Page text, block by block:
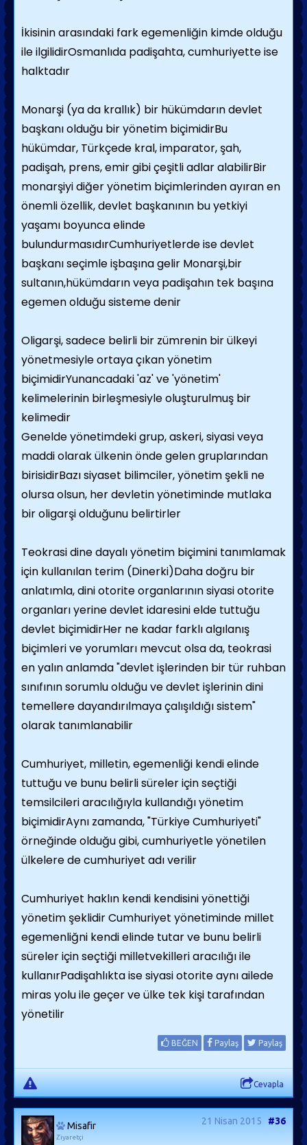
İkisinin arasındaki fark egemenliğin kimde olduğu
ile ilgilidirOsmanlıda padişahta, cumhuriyette ise
halktadır
Monarşi (ya da krallık) bir hükümdarın devlet
başkanı olduğu bir yönetim biçimidirBu
hükümdar, Türkçede kral, imparator, şah,
padişah, prens, emir gibi çeşitli adlar alabilirBir
monarşiyi diğer yönetim biçimlerinden ayıran en
önemli özellik, devlet başkanının bu yetkiyi
yaşamı boyunca elinde
bulundurmasıdırCumhuriyetlerde ise devlet
başkanı seçimle işbaşına gelir Monarşi,bir
sultanın,hükümdarın veya padişahın tek başına
egemen olduğu sisteme denir
Oligarşi, sadece belirli bir zümrenin bir ülkeyi
yönetmesiyle ortaya çıkan yönetim
biçimidirYunancadaki 'az' ve 'yönetim'
kelimelerinin birleşmesiyle oluşturulmuş bir
kelimedir
Genelde yönetimdeki grup, askeri, siyasi veya
maddi olarak ülkenin önde gelen gruplarından
birisidirBazı siyaset bilimciler, yönetim şekli ne
olursa olsun, her devletin yönetiminde mutlaka
bir oligarşi olduğunu belirtirler
Teokrasi dine dayalı yönetim biçimini tanımlamak
için kullanılan terim (Dinerki)Daha doğru bir
anlatımla, dini otorite organlarının siyasi otorite
organları yerine devlet idaresini elde tuttuğu
devlet biçimidirHer ne kadar farklı algılanış
biçimleri ve yorumları mevcut olsa da, teokrasi
en yalın anlamda "devlet işlerinden bir tür ruhban
sınıfının sorumlu olduğu ve devlet işlerinin dini
temellere dayandırılmaya çalışıldığı sistem"
olarak tanımlanabilir
Cumhuriyet, milletin, egemenliği kendi elinde
tuttuğu ve bunu belirli süreler için seçtiği
temsilcileri aracılığıyla kullandığı yönetim
biçimidirAynı zamanda, "Türkiye Cumhuriyeti"
örneğinde olduğu gibi, cumhuriyetle yönetilen
ülkelere de cumhuriyet adı verilir
Cumhuriyet haklın kendi kendisini yönettiği
yönetim şeklidir Cumhuriyet yönetiminde millet
egemenliğni kendi elinde tutar ve bunu belirli
süreler için seçtiği milletvekilleri aracılığı ile
kullanırPadişahlıkta ise siyasi otorite aynı ailede
miras yolu ile geçer ve ülke tek kişi tarafından
yönetilir
BEĞEN Paylaş Paylaş
Cevapla
Misafir
Ziyaretçi
21 Nisan 2015 #36